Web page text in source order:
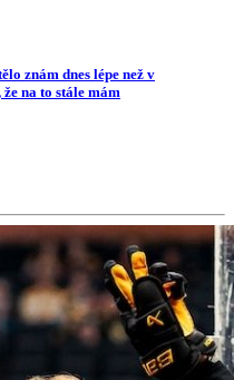
znám dnes lépe než v
na to stále mám